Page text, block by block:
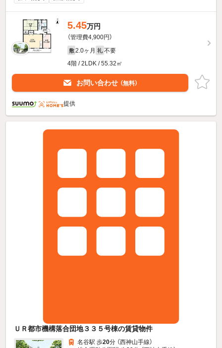
5.45万円
（管理費4,900円）
敷 2.0ヶ月 礼 不要
4階 / 2LDK / 55.32㎡
お問い合わせ （無料）
提供
ＵＲ都市機構落合団地３３５号棟の賃貸物件
名谷駅 歩20分 （西神山手線）